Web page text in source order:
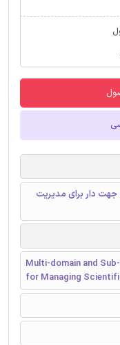
جهت دار برای مدیریت
Multi-domain and
for Managing